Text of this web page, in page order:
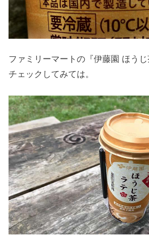
ファミリーマートの『伊藤園 ほうじ
チェックしてみては。